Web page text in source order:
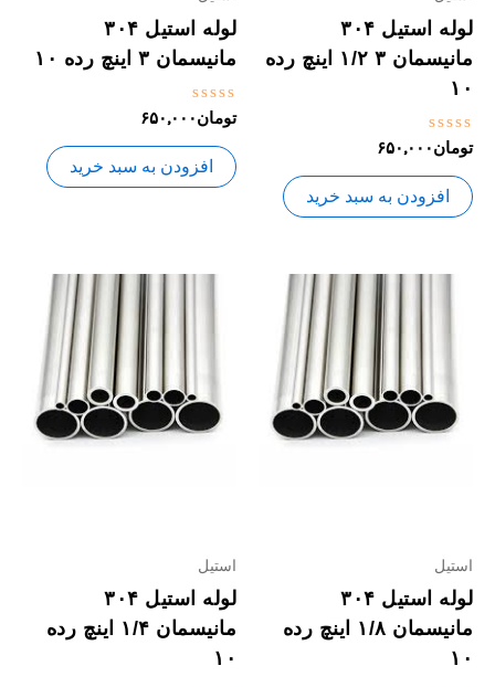
لوله استیل ۳۰۴
مانیسمان ۳ ۱/۲ اینچ رده
۱۰
نمره
0
از
5
تومان۶۵۰,۰۰۰
افزودن به سبد خرید
لوله استیل ۳۰۴
مانیسمان ۳ اینچ رده ۱۰
نمره
0
از
5
تومان۶۵۰,۰۰۰
افزودن به سبد خرید
استیل
لوله استیل ۳۰۴
مانیسمان ۱/۸ اینچ رده
۱۰
استیل
لوله استیل ۳۰۴
مانیسمان ۱/۴ اینچ رده
۱۰